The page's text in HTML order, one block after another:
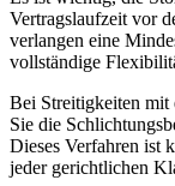
Vertragslaufzeit vor
verlangen eine
vollständige
Bei Streitigkeiten mit
Sie die
Dieses Verfahren ist
jeder gerichtlichen